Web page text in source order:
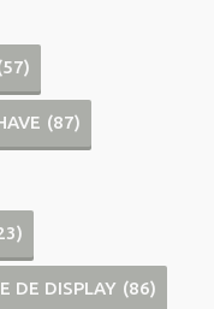
(87)
DE DISPLAY (86)